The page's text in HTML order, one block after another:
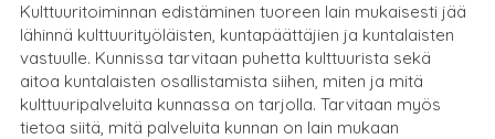
Kulttuuritoiminnan edistäminen tuoreen lain mukaisesti jää
lähinnä kulttuurityöläisten, kuntapäättäjien ja kuntalaisten
vastuulle. Kunnissa tarvitaan puhetta kulttuurista sekä
aitoa kuntalaisten osallistamista siihen, miten ja mitä
kulttuuripalveluita kunnassa on tarjolla. Tarvitaan myös
tietoa siitä, mitä palveluita kunnan on lain mukaan